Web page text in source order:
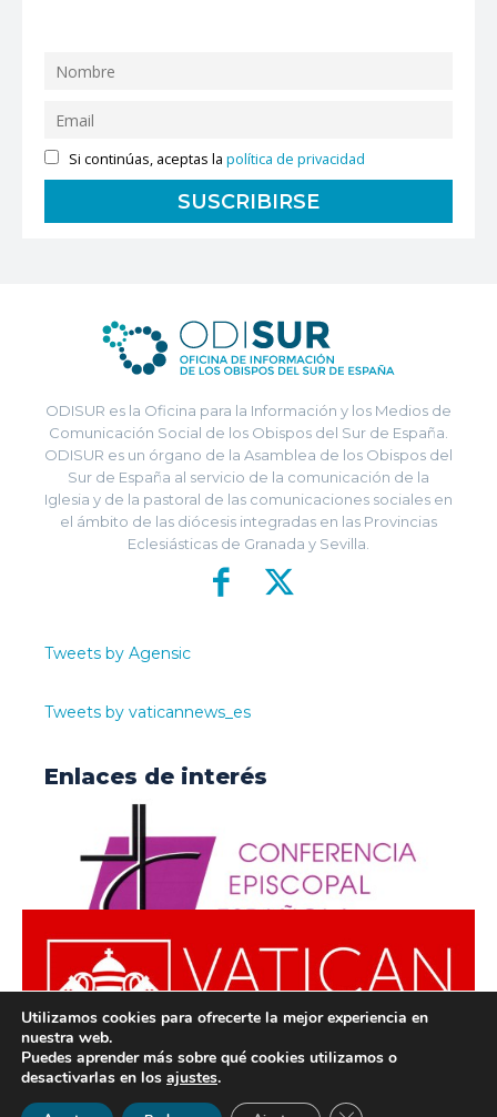
Si continúas, aceptas lapolítica de privacidad
ODISUR es la Oficina para la Información y los Medios de
Comunicación Social de los Obispos del Sur de España.
ODISUR es un órgano de la Asamblea de los Obispos del
Sur de España al servicio de la comunicación de la
Iglesia y de la pastoral de las comunicaciones sociales en
el ámbito de las diócesis integradas en las Provincias
Eclesiásticas de Granada y Sevilla.
Tweets by Agensic
Tweets by vaticannews_es
Enlaces de interés
© ODISUR | Todos los derechos reservados |Política de
Utilizamos cookies para ofrecerte la mejor experiencia en
nuestra web.
Puedes aprender más sobre qué cookies utilizamos o
desactivarlas en los ajustes.